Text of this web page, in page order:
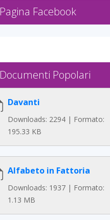
Pagina Facebook
Documenti Popolari
Davanti
Downloads: 2294 | Formato:
195.33 KB
Alfabeto in Fattoria
Downloads: 1937 | Formato:
1.13 MB